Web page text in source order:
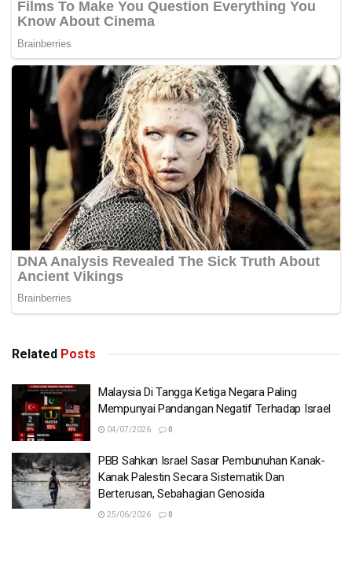
Related Posts
Malaysia Di Tangga Ketiga Negara Paling
Mempunyai Pandangan Negatif Terhadap Israel
04/07/2026 0
PBB Sahkan Israel Sasar Pembunuhan Kanak-
Kanak Palestin Secara Sistematik Dan
Berterusan, Sebahagian Genosida
25/06/2026 0